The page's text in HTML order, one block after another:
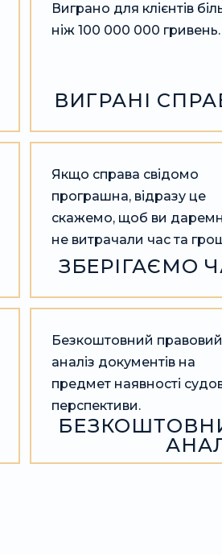
Виграно для клієнтів
ніж 100 000 000 гривень.
ВИГРАНІ
Якщо справа свідомо
програшна, відразу це
скажемо, щоб ви
не витрачали час та
ЗБЕРІГАЄМО
Безкоштовний правовий
аналіз документів на
предмет наявності
перспективи.